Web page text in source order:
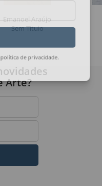
Emanoel Araújo
Sem Título
política de privacidade
Arte?